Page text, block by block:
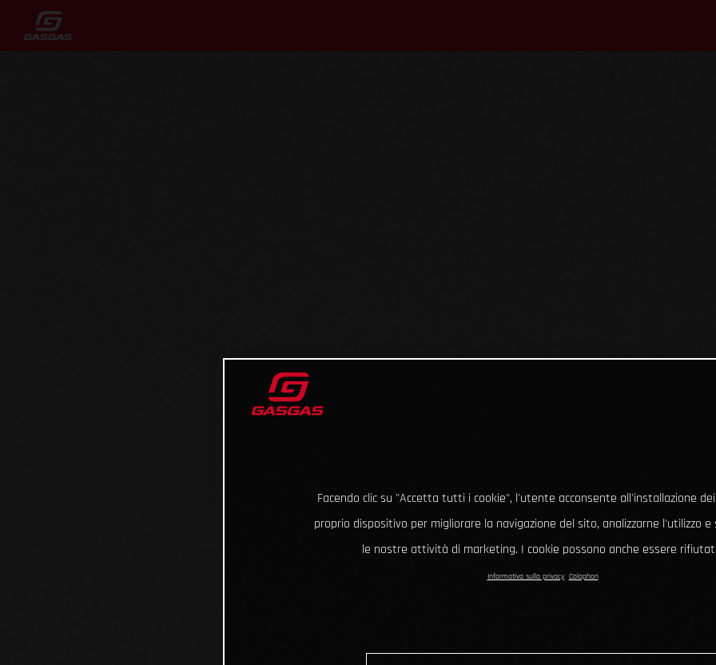
Facendo clic su "Accetta tutti i cookie", l'utente acconsente all'installazione
proprio dispositivo per migliorare la navigazione del sito, analizzarne l'utilizzo
le nostre attività di marketing. I cookie possono anche essere
Informativa sulla privacy Colophon